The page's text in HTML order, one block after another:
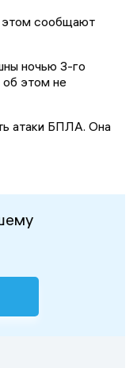
этом сообщают
ночью 3-го
этом не
атаки БПЛА. Она